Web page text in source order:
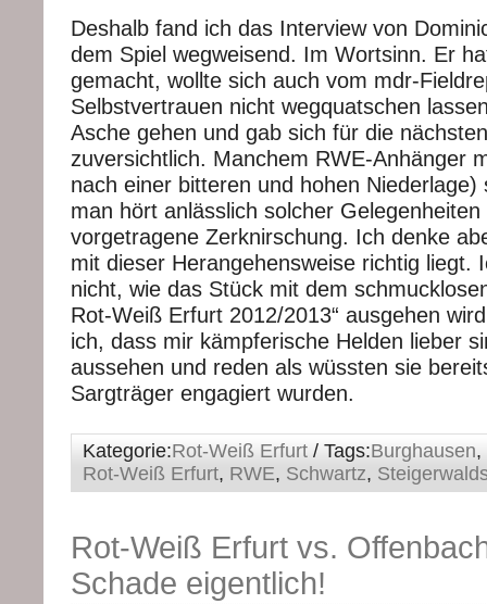
Deshalb fand ich das Interview von
dem Spiel wegweisend. Im Wortsinn. Er
gemacht, wollte sich auch vom mdr-
Selbstvertrauen nicht wegquatschen
Asche gehen und gab sich für die
zuversichtlich. Manchem RWE-Anhänger
nach einer bitteren und hohen
man hört anlässlich solcher
vorgetragene Zerknirschung. Ich denke
mit dieser Herangehensweise richtig liegt.
nicht, wie das Stück mit dem
Rot-Weiß Erfurt 2012/2013“ ausgehen
ich, dass mir kämpferische Helden lieber
aussehen und reden als wüssten sie
Sargträger engagiert wurden.
Kategorie:Rot-Weiß Erfurt / Tags:Burghausen,
Rot-Weiß Erfurt, RWE, Schwartz,
Rot-Weiß Erfurt vs.
Schade eigentlich!